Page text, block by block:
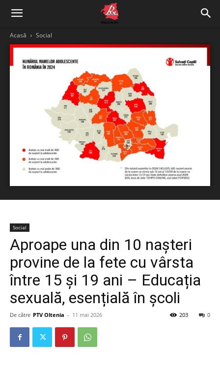
Acasă Social
Social
Aproape una din 10 nașteri
provine de la fete cu vârsta
între 15 și 19 ani – Educația
sexuală, esențială în școli
De către PTV Oltenia - 11 mai 2026 0
203